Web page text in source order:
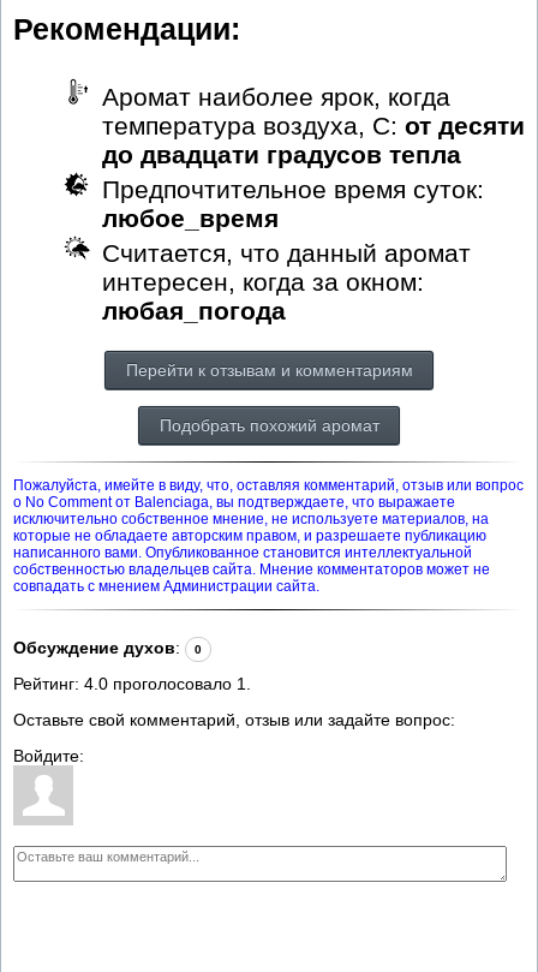
Рекомендации:
Аромат наиболее ярок, когда
температура воздуха, С: от десяти
до двадцати градусов тепла
Предпочтительное время суток:
любое_время
Считается, что данный аромат
интересен, когда за окном:
любая_погода
Перейти к отзывам и комментариям
Подобрать похожий аромат
Пожалуйста, имейте в виду, что, оставляя комментарий, отзыв или вопрос
о No Comment от Balenciaga, вы подтверждаете, что выражаете
исключительно собственное мнение, не используете материалов, на
которые не обладаете авторским правом, и разрешаете публикацию
написанного вами. Опубликованное становится интеллектуальной
собственностью владельцев сайта. Мнение комментаторов может не
совпадать с мнением Администрации сайта.
Обсуждение духов: 0
Рейтинг: 4.0 проголосовало 1
Оставьте свой комментарий, отзыв или задайте вопрос:
Войдите: